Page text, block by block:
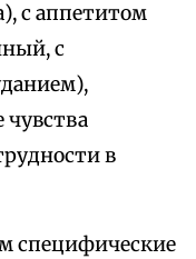
с аппетитом
с
чувства
в
специфические